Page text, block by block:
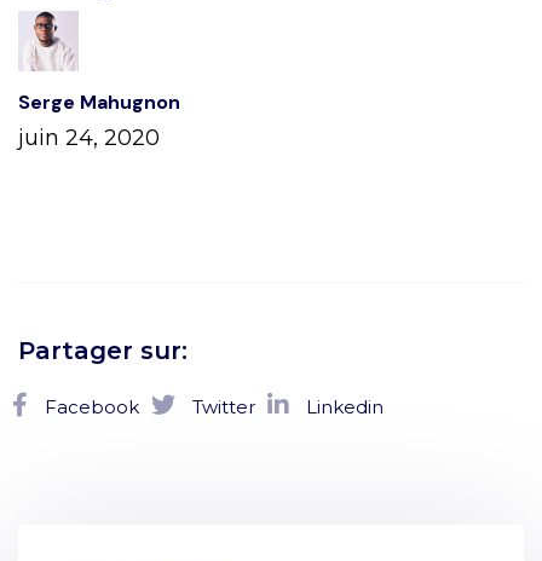
Serge Mahugnon
juin 24, 2020
Partager sur:
Facebook Twitter Linkedin